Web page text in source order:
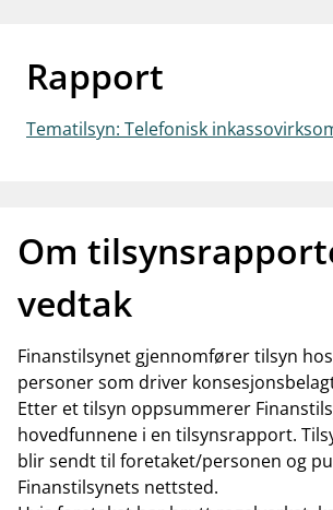
Rapport
Tematilsyn: Telefonisk
Om
vedtak
Finanstilsynet gjennomfører tilsyn
personer som driver
Etter et tilsyn oppsummerer
hovedfunnene i en tilsynsrapport.
blir sendt til foretaket/personen og
Finanstilsynets nettsted.